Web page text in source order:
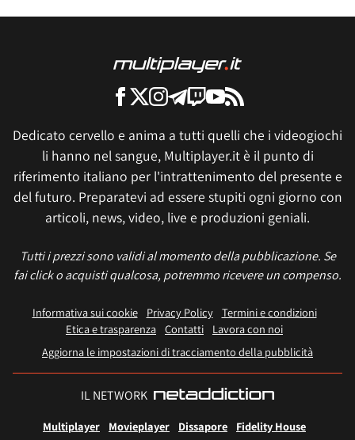
Dedicato cervello e anima a tutti quelli che i videogiochi
li hanno nel sangue, Multiplayer.it è il punto di
riferimento italiano per l'intrattenimento del presente e
del futuro. Preparatevi ad essere stupiti ogni giorno con
articoli, news, video, live e produzioni geniali.
Tutti i prezzi sono validi al momento della pubblicazione. Se
fai click o acquisti qualcosa, potremmo ricevere un compenso.
Informativa sui cookie Privacy Policy
Termini e condizioni
Etica e trasparenza Contatti
Lavora con noi
Aggiorna le impostazioni di tracciamento della pubblicità
IL NETWORK
Multiplayer Movieplayer Dissapore Fidelity House